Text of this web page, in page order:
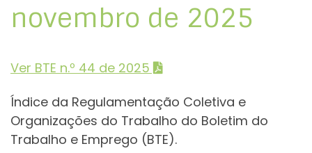
novembro de 2025
Ver BTE n.º 44 de 2025
Índice da Regulamentação Coletiva e
Organizações do Trabalho do Boletim do
Trabalho e Emprego (BTE).